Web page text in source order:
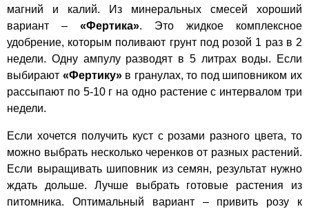
магний и калий. Из минеральных смесей хороший
вариант – «Фертика». Это жидкое комплексное
удобрение, которым поливают грунт под розой 1 раз в 2
недели. Одну ампулу разводят в 5 литрах воды. Если
выбирают «Фертику»в гранулах, то под шиповником их
рассыпают по 5-10 г на одно растение с интервалом три
недели.
Если хочется получить куст с розами разного цвета, то
можно выбрать несколько черенков от разных растений.
Если выращивать шиповник из семян, результат нужно
ждать дольше. Лучше выбрать готовые растения из
питомника. Оптимальный вариант – привить розу к